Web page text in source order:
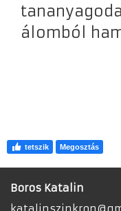
álomból
tetszik Megosztás
Boros Katalin
katalinszinkron@